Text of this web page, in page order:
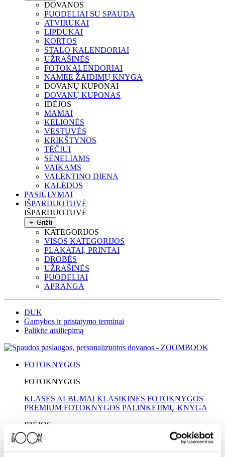
DOVANOS
PUODELIAI SU SPAUDA
ATVIRUKAI
LIPDUKAI
KORTOS
STALO KALENDORIAI
UŽRAŠINĖS
FOTOKALENDORIAI
NAMEE ŽAIDIMŲ KNYGA
DOVANŲ KUPONAI
DOVANŲ KUPONAS
IDĖJOS
MAMAI
KELIONĖS
VESTUVĖS
KRIKŠTYNOS
TĖČIUI
SENELIAMS
VAIKAMS
VALENTINO DIENA
KALĖDOS
PASIŪLYMAI
IŠPARDUOTUVĖ
IŠPARDUOTUVĖ
Grįžti
KATEGORIJOS
VISOS KATEGORIJOS
PLAKATAI, PRINTAI
DROBĖS
UŽRAŠINĖS
PUODELIAI
APRANGA
DUK
Gamybos ir pristatymo terminai
Palikite atsiliepimą
FOTOKNYGOS
FOTOKNYGOS
KLASĖS ALBUMAI KLASIKINĖS FOTOKNYGOS
PREMIUM FOTOKNYGOS PALINKĖJIMŲ KNYGA
IDĖJOS
MOKYKLOMS
VESTUVĖS
KRIKŠTYNOSTĖČIUISENELIAMSVAIKAMS